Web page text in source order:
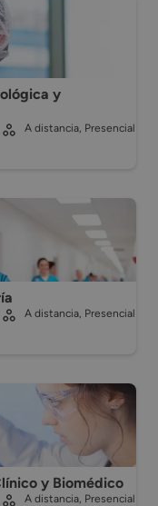
y
A distancia, Presencial
A distancia, Presencial
y Biomédico
A distancia, Presencial